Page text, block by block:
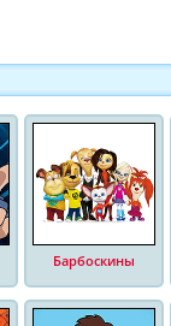
Барбоскины